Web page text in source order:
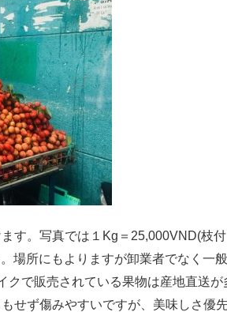
す。写真では１Kg＝25,000VND(枝
場所にもよりますが卸業者でなく一
で販売されている果物は産地直送が
せず傷みやすいですが、美味しさ優